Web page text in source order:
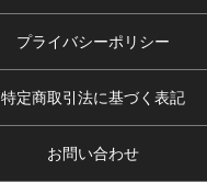
プライバシーポリシー
特定商取引法に基づく表記
お問い合わせ